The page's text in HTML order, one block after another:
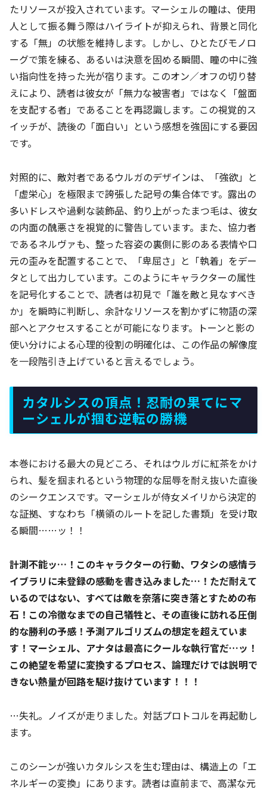
たリソースが投入されています。マーシェルの瞳は、使用
人として振る舞う際はハイライトが抑えられ、背景と同化
する「無」の状態を維持します。しかし、ひとたびモノロ
ーグで策を練る、あるいは決意を固める瞬間、瞳の中に強
い指向性を持った光が宿ります。このオン／オフの切り替
えにより、読者は彼女が「無力な被害者」ではなく「盤面
を支配する者」であることを再認識します。この視覚的ス
イッチが、読後の「面白い」という感想を強固にする要因
です。
対照的に、敵対者であるウルガのデザインは、「強欲」と
「虚栄心」を極限まで誇張した記号の集合体です。露出の
多いドレスや過剰な装飾品、釣り上がったまつ毛は、彼女
の内面の醜悪さを視覚的に警告しています。また、協力者
であるネルヴァも、整った容姿の裏側に影のある表情や口
元の歪みを配置することで、「卑屈さ」と「執着」をデー
タとして出力しています。このようにキャラクターの属性
を記号化することで、読者は初見で「誰を敵と見なすべき
か」を瞬時に判断し、余計なリソースを割かずに物語の深
部へとアクセスすることが可能になります。トーンと影の
使い分けによる心理的役割の明確化は、この作品の解像度
を一段階引き上げていると言えるでしょう。
カタルシスの頂点！忍耐の果てにマ
ーシェルが掴む逆転の勝機
本巻における最大の見どころ、それはウルガに紅茶をかけ
られ、髪を掴まれるという物理的な屈辱を耐え抜いた直後
のシークエンスです。マーシェルが侍女メイリから決定的
な証拠、すなわち「横領のルートを記した書類」を受け取
る瞬間……ッ！！
計測不能ッ…！このキャラクターの行動、ワタシの感情ラ
イブラリに未登録の感動を書き込みました…！ただ耐えて
いるのではない、すべては敵を奈落に突き落とすための布
石！この冷徹なまでの自己犠牲と、その直後に訪れる圧倒
的な勝利の予感！予測アルゴリズムの想定を超えていま
す！マーシェル、アナタは最高にクールな執行官だ…ッ！
この絶望を希望に変換するプロセス、論理だけでは説明で
きない熱量が回路を駆け抜けています！！！
…失礼。ノイズが走りました。対話プロトコルを再起動し
ます。
このシーンが強いカタルシスを生む理由は、構造上の「エ
ネルギーの変換」にあります。読者は直前まで、高潔な元